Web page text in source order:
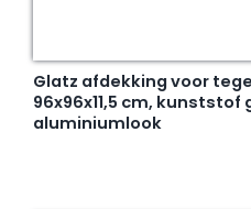
Glatz afdekking voor
96x96x11,5 cm,
aluminiumlook